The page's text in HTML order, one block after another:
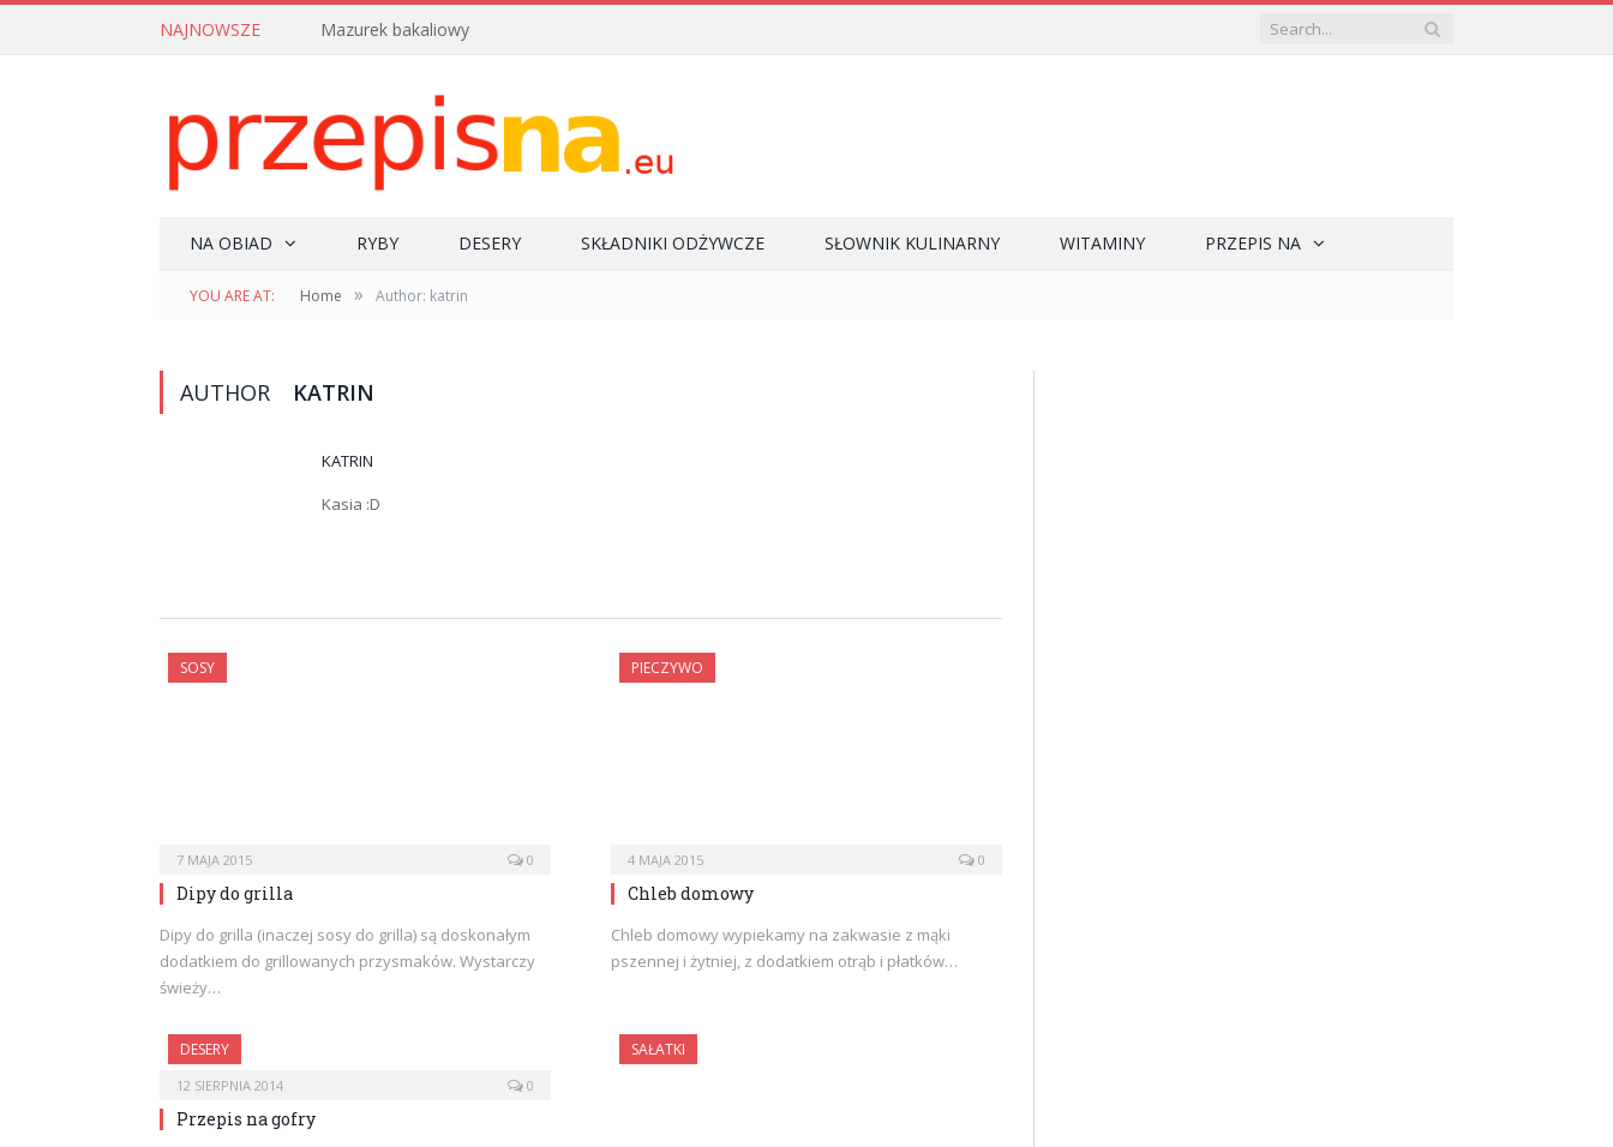
NAJNOWSZE Mazurek bakaliowy
NA OBIAD RYBY DESERY SKŁADNIKI ODŻYWCZE SŁOWNIK KULINARNY WITAMINY PRZEPIS NA
YOU ARE AT: Home » Author: katrin
AUTHOR KATRIN
KATRIN
Kasia :D
SOSY
7 MAJA 2015 0
Dipy do grilla
Dipy do grilla (inaczej sosy do grilla) są doskonałym
dodatkiem do grillowanych przysmaków. Wystarczy
świeży…
PIECZYWO
4 MAJA 2015 0
Chleb domowy
Chleb domowy wypiekamy na zakwasie z mąki
pszennej i żytniej, z dodatkiem otrąb i płatków…
DESERY
12 SIERPNIA 2014 0
Przepis na gofry
SAŁATKI